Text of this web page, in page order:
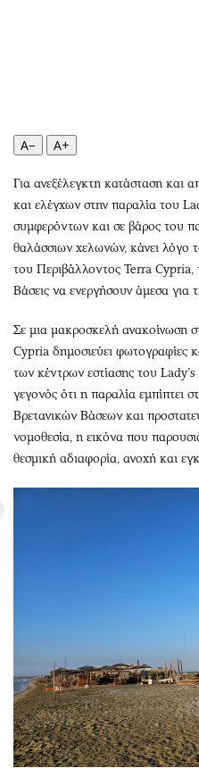
Σινεμά
Θέατρο-Χορός
Μουσική
Εικαστικά
Βιβλίο
Χειρόγραφα
A− A+
Για ανεξέλεγκτη κατάσταση και
και ελέγχων στην παραλία του
συμφερόντων και σε βάρος του
θαλάσσιων χελωνών, κάνει λόγο
του Περιβάλλοντος Terra Cypria,
Βάσεις να ενεργήσουν άμεσα για
Σε μια μακροσκελή ανακοίνωση
Cypria δημοσιεύει φωτογραφίες
των κέντρων εστίασης του
γεγονός ότι η παραλία εμπίπτει
Βρετανικών Βάσεων και
νομοθεσία, η εικόνα που
θεσμική αδιαφορία, ανοχή και